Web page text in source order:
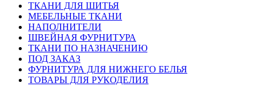
ТКАНИ ДЛЯ ШИТЬЯ
МЕБЕЛЬНЫЕ ТКАНИ
НАПОЛНИТЕЛИ
ШВЕЙНАЯ ФУРНИТУРА
ТКАНИ ПО НАЗНАЧЕНИЮ
ПОД ЗАКАЗ
ФУРНИТУРА ДЛЯ НИЖНЕГО БЕЛЬЯ
ТОВАРЫ ДЛЯ РУКОДЕЛИЯ